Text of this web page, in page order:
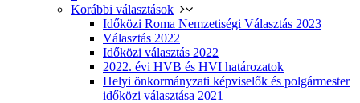
Korábbi választások
Időközi Roma Nemzetiségi Választás 2023
Választás 2022
Időközi választás 2022
2022. évi HVB és HVI határozatok
Helyi önkormányzati képviselők és polgármester
időközi választása 2021